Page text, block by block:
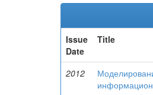
Issue
Date
Title
2012